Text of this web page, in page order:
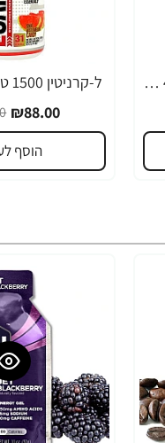
ל-קרניטין 1500 טעם ברי 473 מ"ל - ProSupps
-27%
₪88.00
הוסף